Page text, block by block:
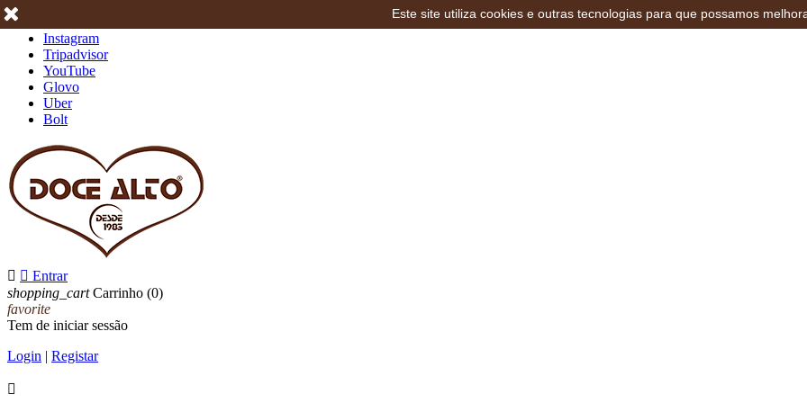
Instagram
Tripadvisor
YouTube
Glovo
Uber
Bolt
  Entrar
shopping_cart Carrinho (0)
favorite
Tem de iniciar sessão
Login | Registar

Este site utiliza cookies e outras tecnologias para que possamos